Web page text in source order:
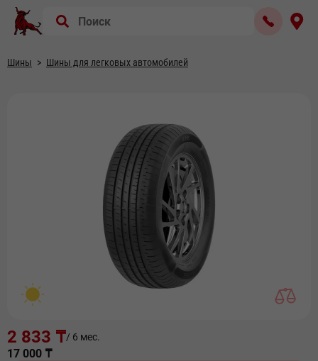
Шины Шины для легковых автомобилей
2 833 ₸/ 6 мес.
17 000 ₸